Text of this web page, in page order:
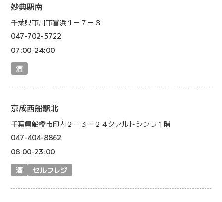
妙典駅南
千葉県市川市富浜１－７－８
047-702-5722
07:00-24:00
酒
京成西船駅北
千葉県船橋市印内２－３－２４クアルトシンワ１階
047-404-8862
08:00-23:00
酒
セルフレジ